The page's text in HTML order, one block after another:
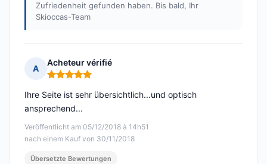
Zufriedenheit gefunden haben. Bis bald, Ihr
Skioccas-Team
A
Acheteur vérifié
Hinweis: 5 von 5
Veröffentlicht am 05/12/2018 à 14h51
nach einem Kauf von 30/11/2018
Ihre Seite ist sehr übersichtlich...und optisch
ansprechend...
Übersetzte Bewertungen